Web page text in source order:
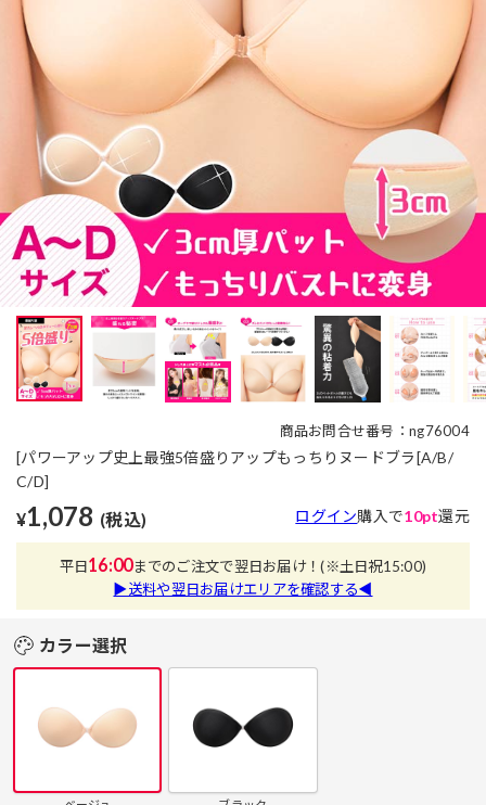
商品お問合せ番号：ng76004
[パワーアップ史上最強5倍盛りアップもっちりヌードブラ[A/B/
C/D]
¥1,078 (税込) ログイン購入で10pt還元
平日16:00までのご注文で翌日お届け！(※土日祝15:00)
▶送料や翌日お届けエリアを確認する◀
カラー選択